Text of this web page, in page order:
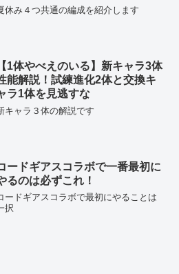
F91周回パ
休み４つ共通の編成を紹介します
【1体やべえのいる】新キャラ3体
能解説！試練進化2体と交換キ
ラ1体を見逃すな
キャラ３体の解説です
ードギアスコラボで一番最初に
るのは必ずこれ！
ードギアスコラボで最初にやることは
択